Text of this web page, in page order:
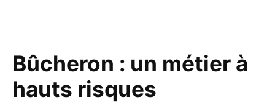
Bûcheron : un métier à
hauts risques